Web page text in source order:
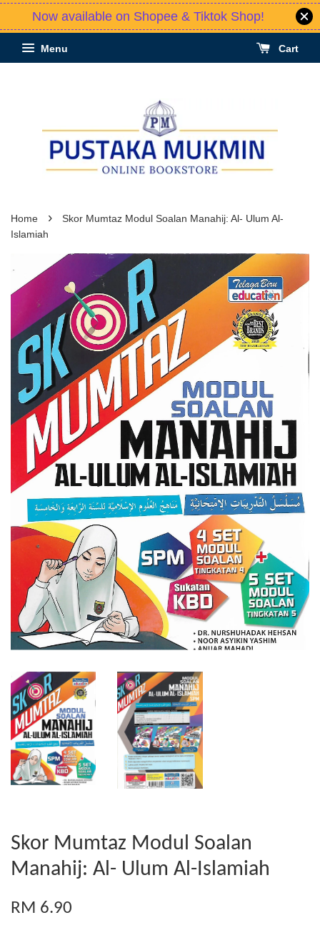
Now available on Shopee & Tiktok Shop!
Menu Cart
Home ›
Skor Mumtaz Modul Soalan Manahij: Al- Ulum Al-
Islamiah
Skor Mumtaz Modul Soalan
Manahij: Al- Ulum Al-Islamiah
RM 6.90